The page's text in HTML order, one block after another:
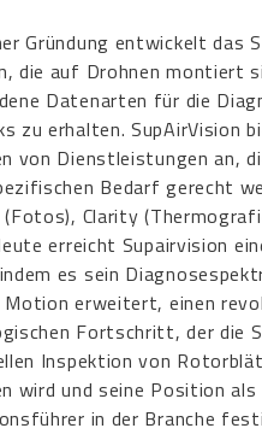
Gründung entwickelt das
die auf Drohnen montiert
Datenarten für die
zu erhalten. SupAirVision
von Dienstleistungen an,
Bedarf gerecht
(Fotos), Clarity
erreicht Supairvision
es sein
Motion erweitert, einen
Fortschritt, der die
Inspektion von
wird und seine Position als
in der Branche